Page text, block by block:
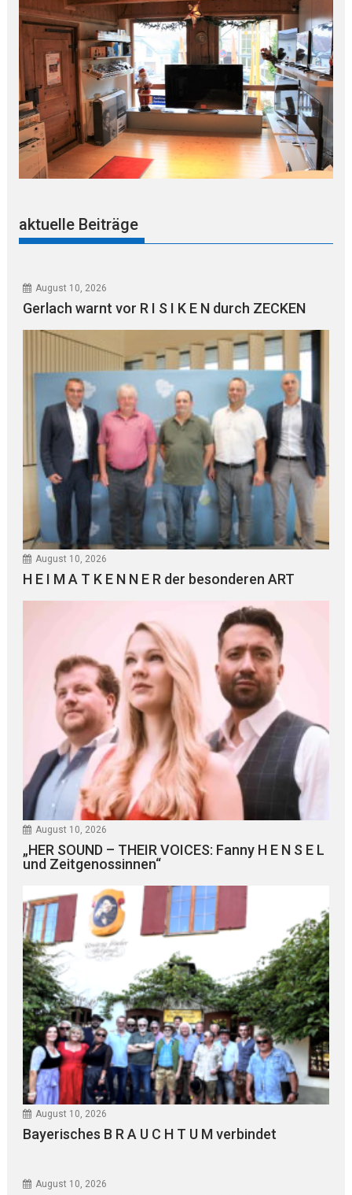
aktuelle Beiträge
August 10, 2026
Gerlach warnt vor R I S I K E N durch ZECKEN
August 10, 2026
H E I M A T K E N N E R der besonderen ART
August 10, 2026
„HER SOUND – THEIR VOICES: Fanny H E N S E L
und Zeitgenossinnen“
August 10, 2026
Bayerisches B R A U C H T U M verbindet
August 10, 2026